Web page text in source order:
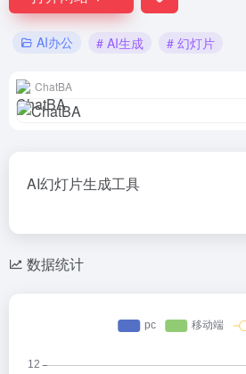
AI办公 # AI生成 # 幻灯片
ChatBA
AI幻灯片生成工具
数据统计